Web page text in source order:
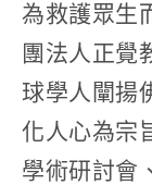
為救護眾生
團法人正覺
球學人闡揚
化人心為宗
學術研討會